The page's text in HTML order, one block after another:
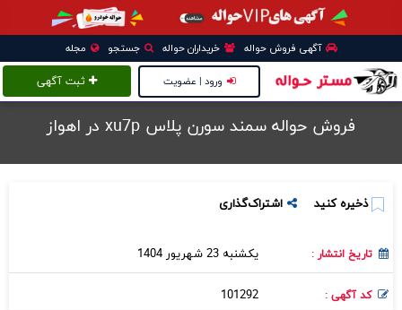
آگهی فروش حواله خریداران حواله جستجو مجله
ثبت آگهی ورود | عضویت
فروش حواله سمند سورن پلاس xu7p در اهواز
ذخیره کنید اشتراک‌گذاری
تاریخ انتشار : یکشنبه 23 شهریور 1404
کد آگهی : 101292